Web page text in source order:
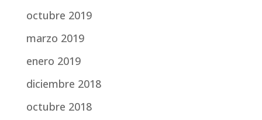
octubre 2019
marzo 2019
enero 2019
diciembre 2018
octubre 2018